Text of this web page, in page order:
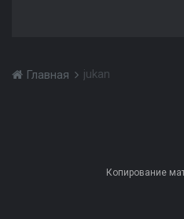
Главная jukan
Копирование